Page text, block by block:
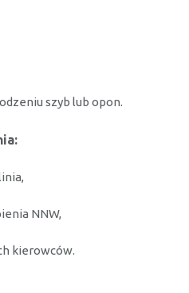
szyb lub opon.
NNW,
kierowców.